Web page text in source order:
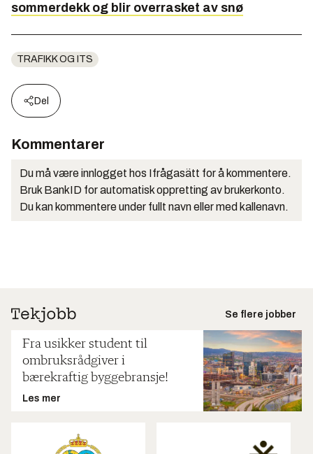
sommerdekk og blir overrasket av snø
TRAFIKK OG ITS
Del
Kommentarer
Du må være innlogget hos Ifrågasätt for å kommentere.
Bruk BankID for automatisk oppretting av brukerkonto.
Du kan kommentere under fullt navn eller med kallenavn.
Se flere jobber
Fra usikker student til
ombruksrådgiver i
bærekraftig byggebransje!
Les mer